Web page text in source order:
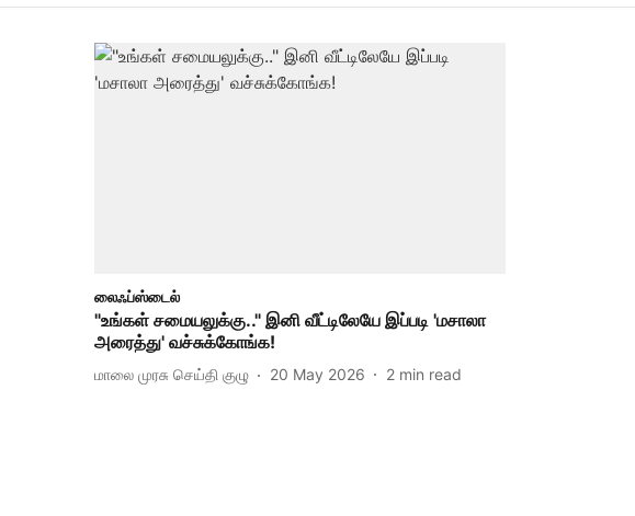
லைஃப்ஸ்டைல்
"உங்கள் சமையலுக்கு.." இனி வீட்டிலேயே இப்படி 'மசாலா
அரைத்து' வச்சுக்கோங்க!
மாலை முரசு செய்தி குழு 20 May 2026 2 min read